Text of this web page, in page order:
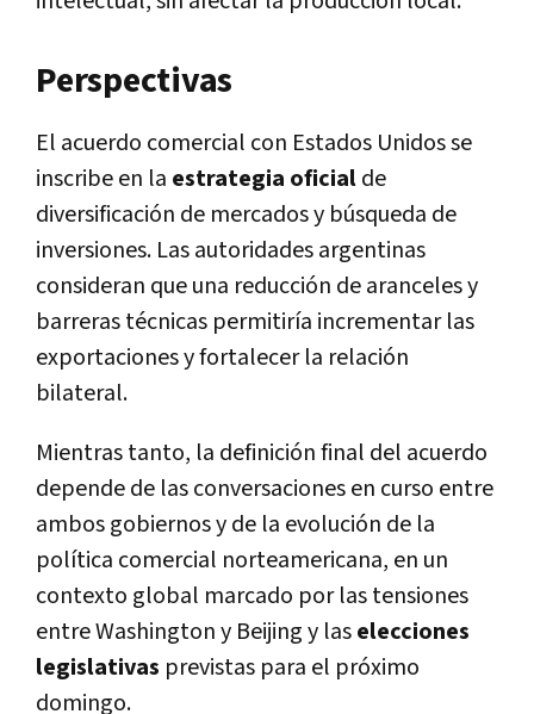
Perspectivas
El acuerdo comercial con Estados Unidos se
inscribe en la estrategia oficialde
diversificación de mercados y búsqueda de
inversiones. Las autoridades argentinas
consideran que una reducción de aranceles y
barreras técnicas permitiría incrementar las
exportaciones y fortalecer la relación
bilateral.
Mientras tanto, la definición final del acuerdo
depende de las conversaciones en curso entre
ambos gobiernos y de la evolución de la
política comercial norteamericana, en un
contexto global marcado por las tensiones
entre Washington y Beijing y laselecciones
legislativas previstas para el próximo
domingo.